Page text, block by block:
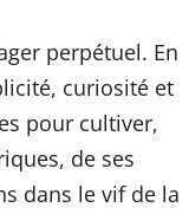
perpétuel. En
curiosité et
pour cultiver,
de ses
dans le vif de la